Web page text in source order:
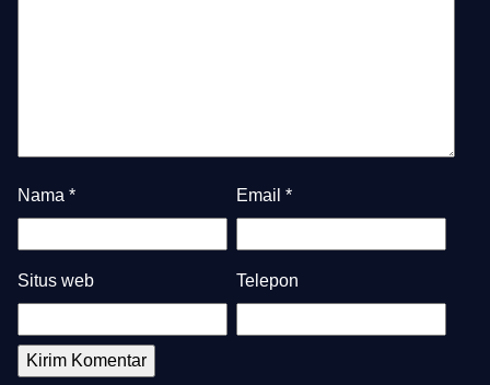
Nama * Email *
Situs web Telepon